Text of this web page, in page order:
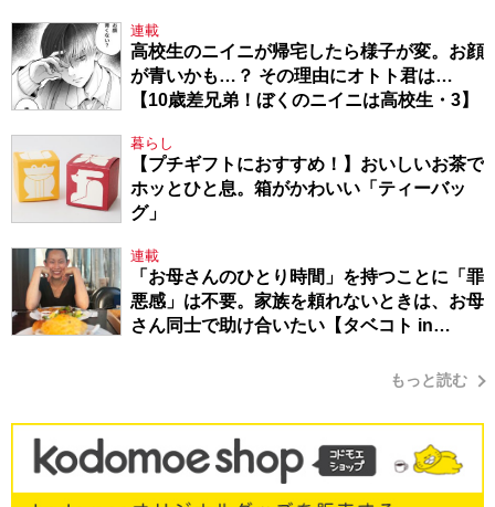
連載
高校生のニイニが帰宅したら様子が変。お顔
が青いかも…？ その理由にオトト君は…
【10歳差兄弟！ぼくのニイニは高校生・3】
暮らし
【プチギフトにおすすめ！】おいしいお茶で
ホッとひと息。箱がかわいい「ティーバッ
グ」
連載
「お母さんのひとり時間」を持つことに「罪
悪感」は不要。家族を頼れないときは、お母
さん同士で助け合いたい【タベコト in
もっと読む